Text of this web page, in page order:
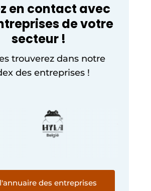
en contact avec
de votre
secteur !
trouverez dans notre
des entreprises !
des entreprises